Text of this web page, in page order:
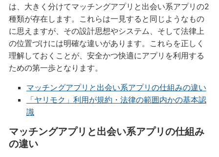
は、大きく分けてマッチングアプリと出会い系アプリの2
種類が存在します。これらは一見すると同じようなもの
に思えますが、その設計思想やシステム、そして法律上
の位置づけには明確な違いがあります。これらを正しく
理解しておくことが、安全かつ快適にアプリを利用する
ための第一歩となります。
マッチングアプリと出会い系アプリの仕組みの違い
「ヤリモク」利用が規約・法律の範囲内かの基本認
識
マッチングアプリと出会い系アプリの仕組み
の違い